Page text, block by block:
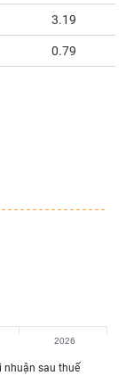
3.19
0.79
nhuận sau thuế
2026